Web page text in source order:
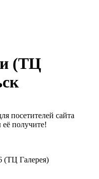
(ТЦ
посетителей сайта
получите!
(ТЦ Галерея)